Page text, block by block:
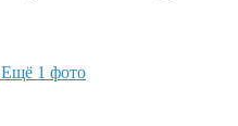
Ещё 1 фото